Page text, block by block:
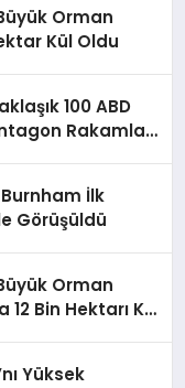
Orman
Kül Oldu
100 ABD
Rakamları
İlk
Görüşüldü
Orman
12 Bin Hektarı Kül
Yüksek